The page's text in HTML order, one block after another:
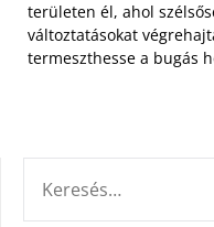
területen él, ahol
változtatásokat
termeszthesse a bugás